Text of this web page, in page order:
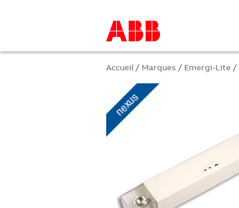
Accueil / Marques / Emergi-Lite /